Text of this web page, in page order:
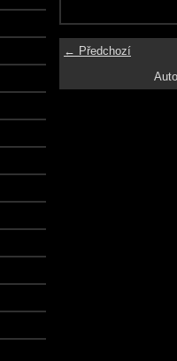
← Předchozí